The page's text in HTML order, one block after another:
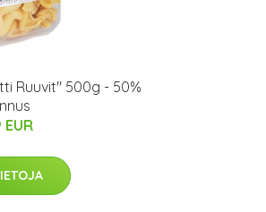
Ruuvit" 500g - 50%
EUR